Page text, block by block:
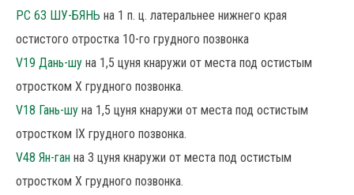
РС 63 ШУ-БЯНЬ на 1 п. ц. латеральнее нижнего края
остистого отростка 10-го грудного позвонка
V19 Дань-шу на 1,5 цуня кнаружи от места под остистым
отростком X грудного позвонка.
V18 Гань-шу на 1,5 цуня кнаружи от места под остистым
отростком IX грудного позвонка.
V48 Ян-ган на 3 цуня кнаружи от места под остистым
отростком X грудного позвонка.